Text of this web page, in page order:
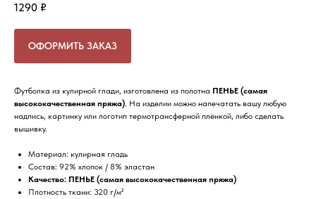
1290 ₽
ОФОРМИТЬ ЗАКАЗ
Футболка из кулирной глади, изготовлена из полотна ПЕНЬЕ (самая
высококачественная пряжа). На изделии можно напечатать вашу любую
надпись, картинку или логотип термотрансферной плёнкой, либо сделать
вышивку.
Материал: кулирная гладь
Состав: 92% хлопок / 8% эластан
Качество: ПЕНЬЕ (самая высококачественная пряжа)
Плотность ткани: 320 г/м²